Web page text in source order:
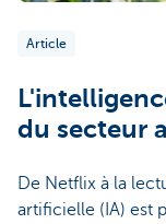
Article
du secteur
De Netflix à la
artificielle (IA) est